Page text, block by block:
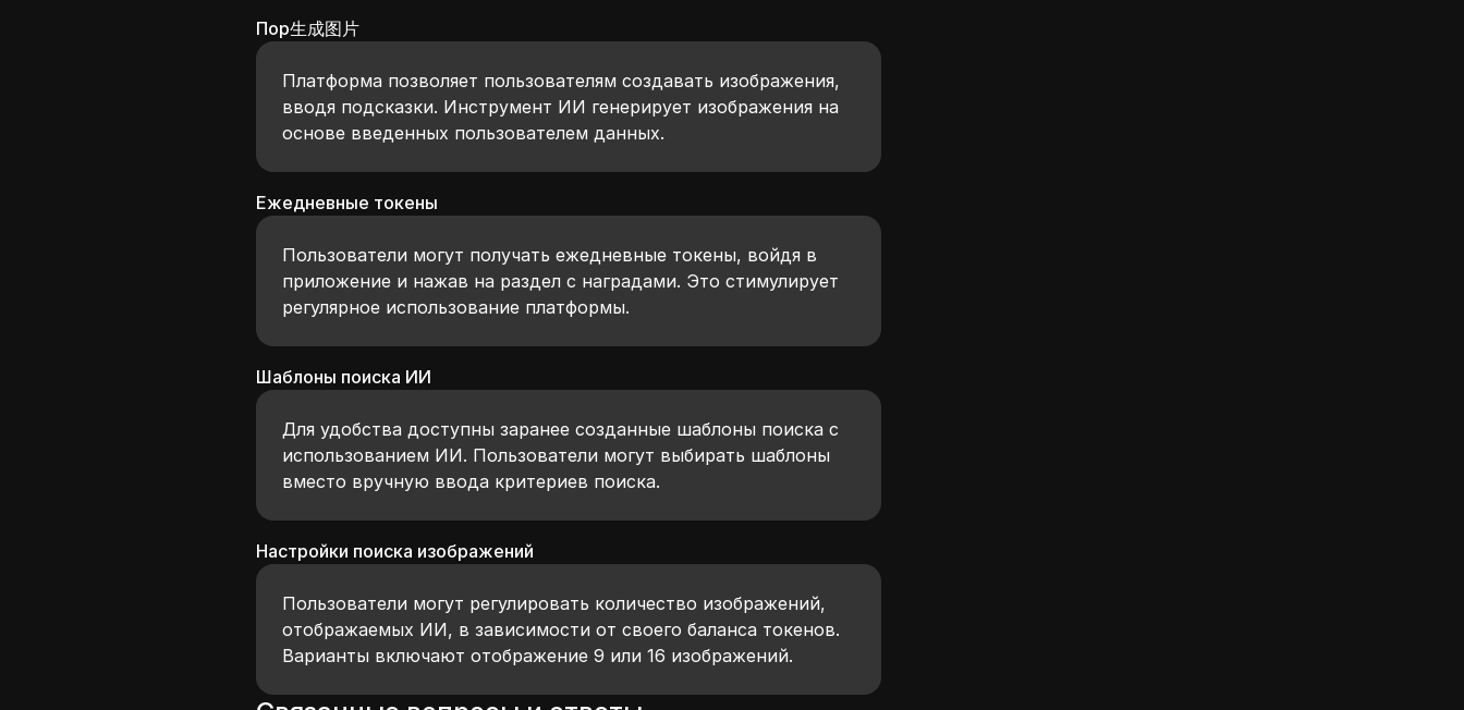
Пор生成图片
Платформа позволяет пользователям создавать изображения,
вводя подсказки. Инструмент ИИ генерирует изображения на
основе введенных пользователем данных.
Ежедневные токены
Пользователи могут получать ежедневные токены, войдя в
приложение и нажав на раздел с наградами. Это стимулирует
регулярное использование платформы.
Шаблоны поиска ИИ
Для удобства доступны заранее созданные шаблоны поиска с
использованием ИИ. Пользователи могут выбирать шаблоны
вместо вручную ввода критериев поиска.
Настройки поиска изображений
Пользователи могут регулировать количество изображений,
отображаемых ИИ, в зависимости от своего баланса токенов.
Варианты включают отображение 9 или 16 изображений.